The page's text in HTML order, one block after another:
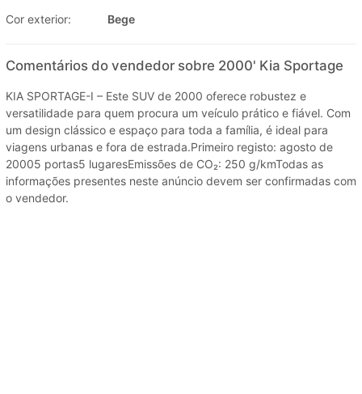
Cor exterior:
Bege
Comentários do vendedor sobre 2000' Kia Sportage
KIA SPORTAGE-I – Este SUV de 2000 oferece robustez e
versatilidade para quem procura um veículo prático e fiável. Com
um design clássico e espaço para toda a família, é ideal para
viagens urbanas e fora de estrada.Primeiro registo: agosto de
20005 portas5 lugaresEmissões de CO₂: 250 g/kmTodas as
informações presentes neste anúncio devem ser confirmadas com
o vendedor.